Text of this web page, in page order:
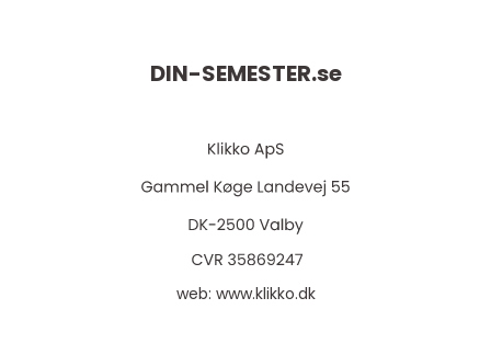
DIN-SEMESTER.se
web: www.klikko.dk